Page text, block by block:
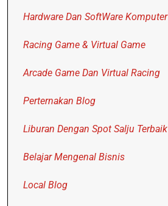
Hardware Dan SoftWare Komputer
Racing Game & Virtual Game
Arcade Game Dan Virtual Racing
Perternakan Blog
Liburan Dengan Spot Salju Terbaik
Belajar Mengenal Bisnis
Local Blog